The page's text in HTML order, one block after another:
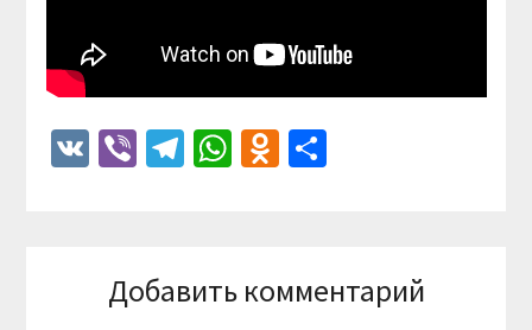
VKViberTelegram
WhatsApp
Odnoklassniki
Отправить
Добавить комментарий